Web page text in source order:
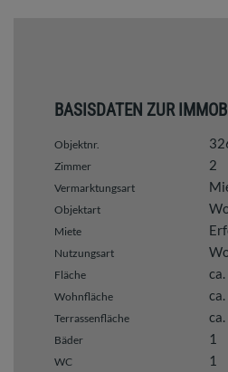
BASISDATEN ZUR
Objektnr.
Zimmer 2
Vermarktungsart
Objektart
Miete
Nutzungsart
Fläche
Wohnfläche
Terrassenfläche
Bäder 1
WC 1